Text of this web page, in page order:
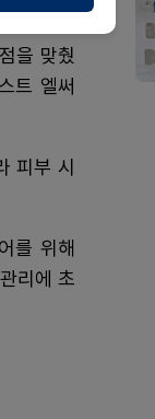
을 맞췄
트 엘써
피부 시
를 위해
리에 초